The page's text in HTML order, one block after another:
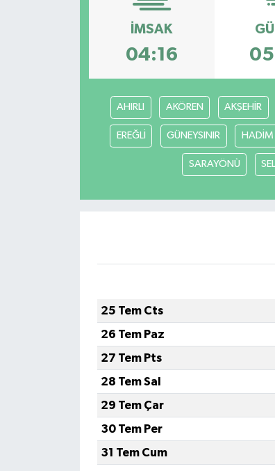
İMSAK
04:16
AHIRLI AKÖREN AKŞEHİR
EREĞLİ GÜNEYSINIR HADİM
SARAYÖNÜ
25 Tem Cts
26 Tem Paz
27 Tem Pts
28 Tem Sal
29 Tem Çar
30 Tem Per
31 Tem Cum
Yerel Yönetimler